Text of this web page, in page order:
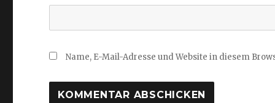
Name, E-Mail-Adresse und Website in diesem